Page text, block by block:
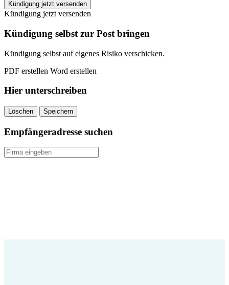
EASYFITNESS
Lehrte
kündigen
quantity
Kündigung jetzt versenden
Kündigung jetzt versenden
Kündigung selbst zur Post bringen
Kündigung selbst auf eigenes Risiko verschicken.
PDF erstellen Word erstellen
Hier unterschreiben
Löschen Speichern
Empfängeradresse suchen